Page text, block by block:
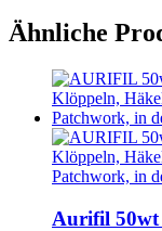
Ähnliche
Aurifil 50wt